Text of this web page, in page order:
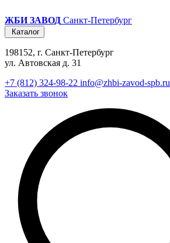
ЖБИ ЗАВОД Санкт-Петербург
Каталог
198152, г. Санкт-Петербург
ул. Автовская д. 31
+7 (812) 324-98-22 info@zhbi-zavod-spb.ru
Заказать звонок